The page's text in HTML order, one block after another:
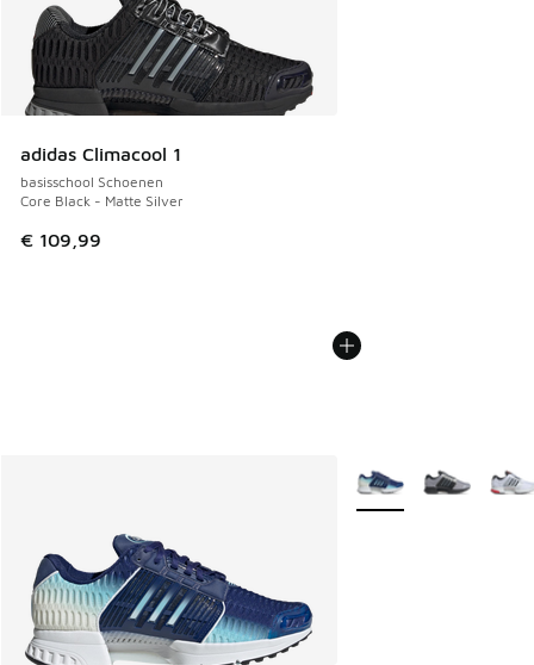
adidas Climacool 1
basisschool Schoenen
Core Black - Matte Silver
€ 109,99
Meer kleuren